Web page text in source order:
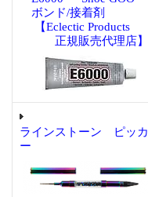
ボンド/接着剤
【Eclectic Products
正規販売代理店】
ラインストーン ピッカ
ー